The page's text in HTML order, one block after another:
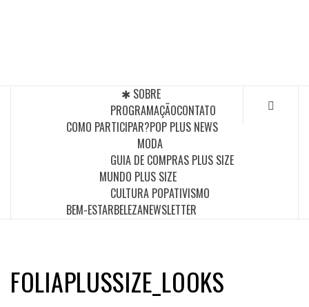
✱ SOBRE
PROGRAMAÇÃOCONTATO
COMO PARTICIPAR?POP PLUS NEWS
MODA
GUIA DE COMPRAS PLUS SIZE
MUNDO PLUS SIZE
CULTURA POPATIVISMO
BEM-ESTARBELEZANEWSLETTER
FOLIAPLUSSIZE_LOOKS